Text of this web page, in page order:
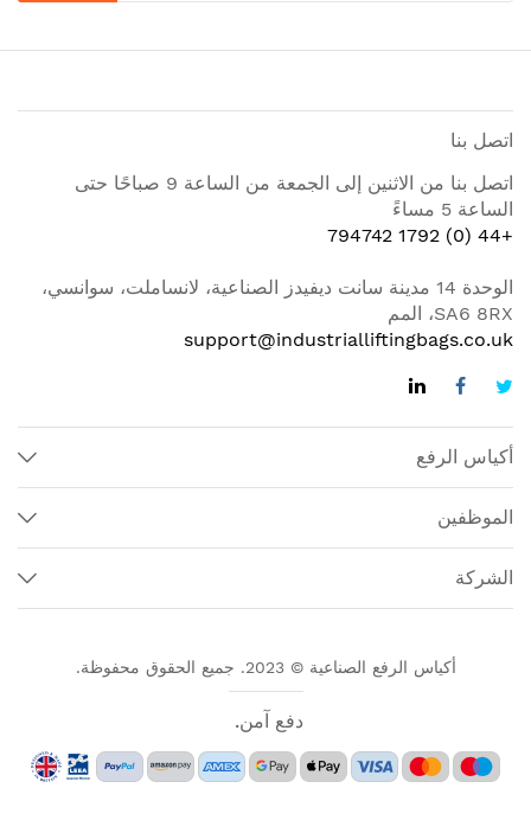
اتصل بنا
اتصل بنا من الاثنين إلى الجمعة من الساعة 9 صباحًا حتى
الساعة 5 مساءً
+44 (0) 1792 794742
الوحدة 14 مدينة سانت ديفيدز الصناعية، لانساملت، سوانسي،
SA6 8RX، المم
support@industrialliftingbags.co.uk
أكياس الرفع
الموظفين
الشركة
أكياس الرفع الصناعية © 2023. جميع الحقوق محفوظة.
دفع آمن.